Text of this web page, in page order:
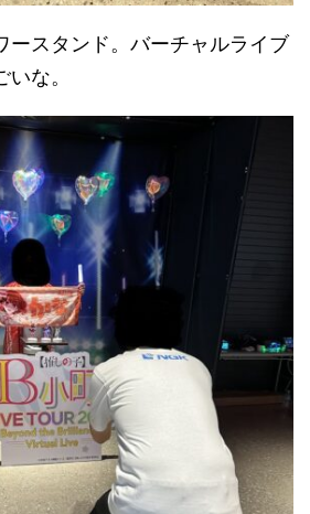
ースタンド。バーチャルライブ
な。